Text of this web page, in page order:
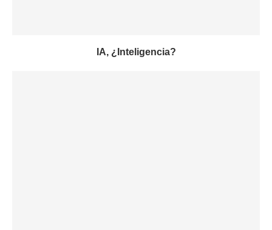
IA, ¿Inteligencia?